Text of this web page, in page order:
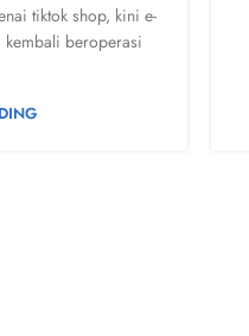
tiktok shop, kini e-
kembali beroperasi